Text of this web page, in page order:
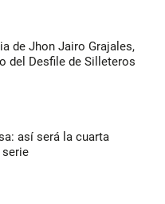
de Jhon Jairo Grajales,
del Desfile de Silleteros
así será la cuarta
serie